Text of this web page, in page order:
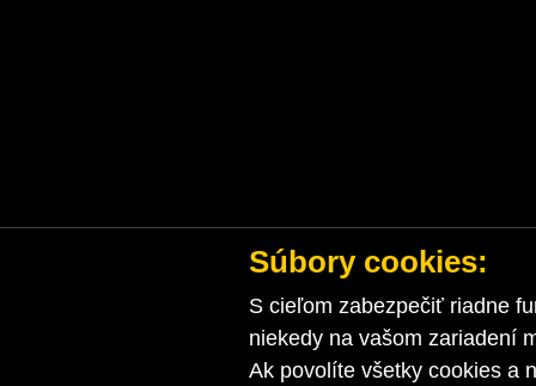
Súbory cookies:
S cieľom zabezpečiť riadne
niekedy na vašom zariadení
Ak povolíte všetky cookies a